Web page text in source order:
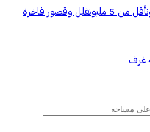
أقل من 5 مليون
فلل وقصور فاخرة